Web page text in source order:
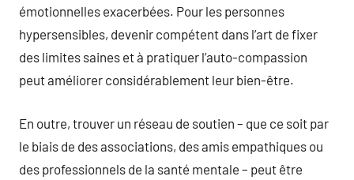
émotionnelles exacerbées. Pour les personnes
hypersensibles, devenir compétent dans l’art de fixer
des limites saines et à pratiquer l’auto-compassion
peut améliorer considérablement leur bien-être.
En outre, trouver un réseau de soutien – que ce soit par
le biais de des associations, des amis empathiques ou
des professionnels de la santé mentale – peut être